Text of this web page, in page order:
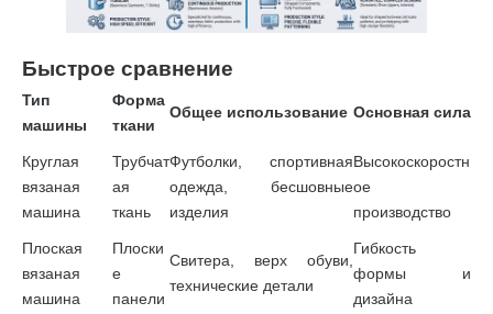
Быстрое сравнение
Тип
машины
Форма
ткани
Общее использование Основная сила
Круглая
вязаная
машина
Трубчат
ая
ткань
Футболки, спортивная
одежда, бесшовные
изделия
Высокоскоростн
ое
производство
Плоская
вязаная
машина
Плоски
е
панели
Свитера, верх обуви,
технические детали
Гибкость
формы и
дизайна